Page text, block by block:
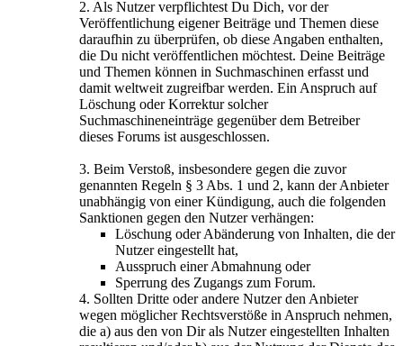
2. Als Nutzer verpflichtest Du Dich, vor der
Veröffentlichung eigener Beiträge und Themen diese
daraufhin zu überprüfen, ob diese Angaben enthalten,
die Du nicht veröffentlichen möchtest. Deine Beiträge
und Themen können in Suchmaschinen erfasst und
damit weltweit zugreifbar werden. Ein Anspruch auf
Löschung oder Korrektur solcher
Suchmaschineneinträge gegenüber dem Betreiber
dieses Forums ist ausgeschlossen.
3. Beim Verstoß, insbesondere gegen die zuvor
genannten Regeln § 3 Abs. 1 und 2, kann der Anbieter
unabhängig von einer Kündigung, auch die folgenden
Sanktionen gegen den Nutzer verhängen:
Löschung oder Abänderung von Inhalten, die der
Nutzer eingestellt hat,
Ausspruch einer Abmahnung oder
Sperrung des Zugangs zum Forum.
4. Sollten Dritte oder andere Nutzer den Anbieter
wegen möglicher Rechtsverstöße in Anspruch nehmen,
die a) aus den von Dir als Nutzer eingestellten Inhalten